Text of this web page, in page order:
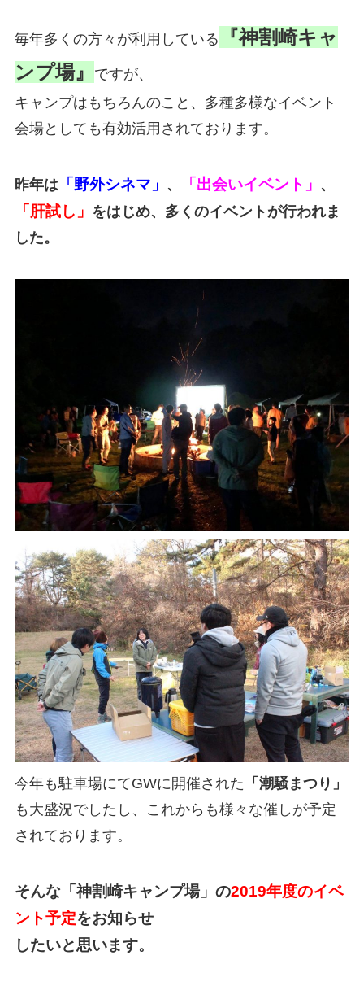
毎年多くの方々が利用している
『神割崎キャ
ンプ場』
ですが、
キャンプはもちろんのこと、多種多様なイベント
会場としても有効活用されております。
昨年は 「野外シネマ」 、 「出会いイベント」 、
「肝試し」 をはじめ、多くのイベントが行われま
した。
今年も駐車場にてGWに開催された 「潮騒まつり」
も大盛況でしたし、これからも様々な催しが予定
されております。
そんな「神割崎キャンプ場」の2019年度のイベ
ント予定をお知らせ
したいと思います。